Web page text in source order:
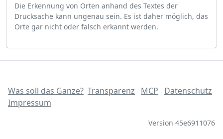
Die Erkennung von Orten anhand des Textes der
Drucksache kann ungenau sein. Es ist daher möglich, das
Orte gar nicht oder falsch erkannt werden.
Was soll das Ganze? Transparenz MCP
Datenschutz
Impressum
Version 45e6911076